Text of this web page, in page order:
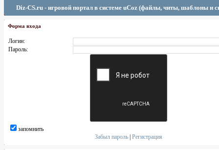
Diz-CS.ru - игровой портал в системе uCoz (файлы, читы, шаблоны и
Форма входа
Логин:
Пароль:
запомнить
Забыл пароль |Регистрация